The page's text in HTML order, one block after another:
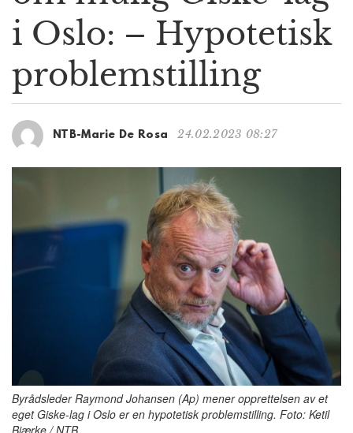
a
i
o
i Oslo: – Hypotetisk
problemstilling
NTB-Marie De Rosa 24.02.2023 08:27
Byrådsleder Raymond Johansen (Ap) mener opprettelsen av et
eget Giske-lag i Oslo er en hypotetisk problemstilling. Foto: Ketil
Bjærke / NTB